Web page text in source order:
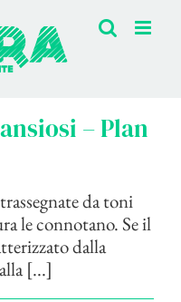
– Plan
da toni
le connotano. Se il
dalla
[...]